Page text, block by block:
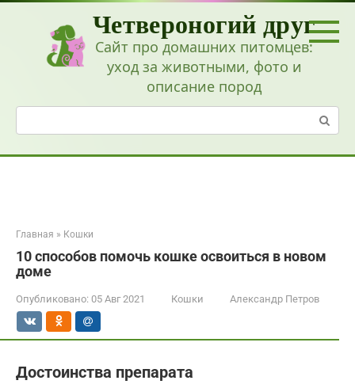
Перейти
Четвероногий друг
Сайт про домашних питомцев:
уход за животными, фото и
описание пород
Поиск:
Главная » Кошки
10 способов помочь кошке освоиться в новом
доме
Опубликовано: 05 Авг 2021 Кошки Александр Петров
Достоинства препарата